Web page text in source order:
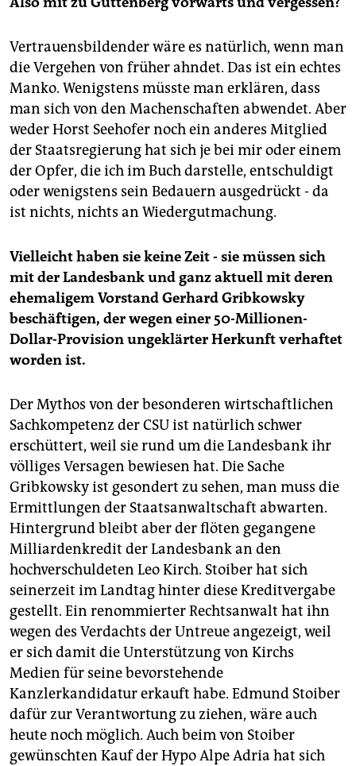
Vertrauensbildender wäre es natürlich, wenn man
die Vergehen von früher ahndet. Das ist ein echtes
Manko. Wenigstens müsste man erklären, dass
man sich von den Machenschaften abwendet. Aber
weder Horst Seehofer noch ein anderes Mitglied
der Staatsregierung hat sich je bei mir oder einem
der Opfer, die ich im Buch darstelle, entschuldigt
oder wenigstens sein Bedauern ausgedrückt - da
ist nichts, nichts an Wiedergutmachung.
Vielleicht haben sie keine Zeit - sie müssen sich
mit der Landesbank und ganz aktuell mit deren
ehemaligem Vorstand Gerhard Gribkowsky
beschäftigen, der wegen einer 50-Millionen-
Dollar-Provision ungeklärter Herkunft verhaftet
worden ist.
Der Mythos von der besonderen wirtschaftlichen
Sachkompetenz der CSU ist natürlich schwer
erschüttert, weil sie rund um die Landesbank ihr
völliges Versagen bewiesen hat. Die Sache
Gribkowsky ist gesondert zu sehen, man muss die
Ermittlungen der Staatsanwaltschaft abwarten.
Hintergrund bleibt aber der flöten gegangene
Milliardenkredit der Landesbank an den
hochverschuldeten Leo Kirch. Stoiber hat sich
seinerzeit im Landtag hinter diese Kreditvergabe
gestellt. Ein renommierter Rechtsanwalt hat ihn
wegen des Verdachts der Untreue angezeigt, weil
er sich damit die Unterstützung von Kirchs
Medien für seine bevorstehende
Kanzlerkandidatur erkauft habe. Edmund Stoiber
dafür zur Verantwortung zu ziehen, wäre auch
heute noch möglich. Auch beim von Stoiber
gewünschten Kauf der Hypo Alpe Adria hat sich